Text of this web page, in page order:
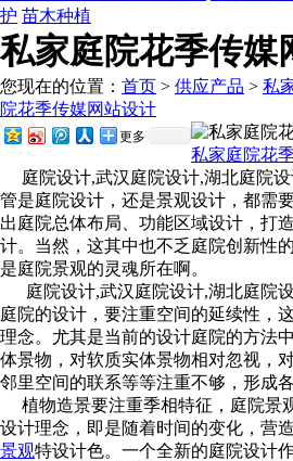
护 苗木种植
私家庭院花季传媒
您现在的位置： 首页 > 供应产品 > 私
院花季传媒网站设计
更多
私家庭院花
庭院设计,武汉庭院设计,湖北庭院设
管是庭院设计，还是景观设计，都需
出庭院总体布局、功能区域设计，打
计。当然，这其中也不乏庭院创新性
是庭院景观的灵魂所在啊。
庭院设计,武汉庭院设计,湖北庭院设计
庭院的设计，要注重空间的延续性
理念。尤其是当前的设计庭院的方法
体景物，对软质实体景物相对忽视，
邻里空间的联系等等注重不够，形成各
植物造景要注重季相特征，庭院
设计理念，即是随着时间的变化，营
景观特设计色。一个全新的庭院设计